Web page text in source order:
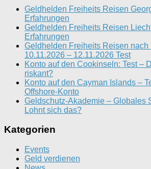
Geldhelden Freiheits Reisen
Erfahrungen
Geldhelden Freiheits Reisen
Erfahrungen
Geldhelden Freiheits Reisen nach
10.11.2026 – 12.11.2026 Test
Konto auf den Cookinseln: Test –
riskant?
Konto auf den Cayman Islands –
Offshore-Konto
Geldschutz-Akademie – Globales
Lohnt sich das?
Kategorien
Events
Geld verdienen